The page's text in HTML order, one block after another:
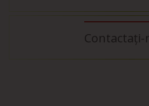
Contactați-